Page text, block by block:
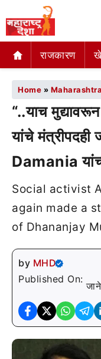
राजकारण
Home » Maharashtra
“..याच
यांचे
Damania
Social activist
again made a
of Dhananjay
by MHD
Published On: